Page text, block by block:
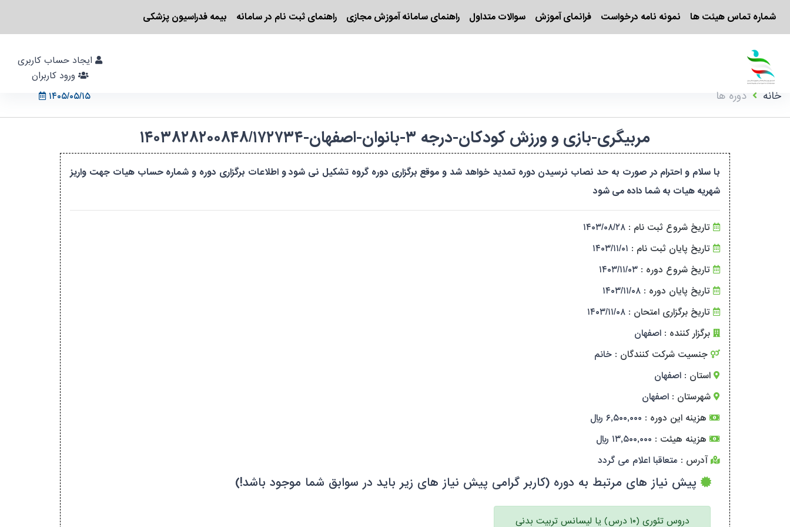
شماره تماس هیئت ها نمونه نامه درخواست فرانمای آموزش سوالات متداول راهنمای سامانه آموزش مجازی راهنمای ثبت نام در سامانه بیمه فدراسیون پزشکی
۱۴۰۵/۰۵/۱۵
خانه دوره ها
مربیگری-بازی و ورزش کودکان-درجه ۳-بانوان-اصفهان-۱۴۰۳۸۲۸۲۰۰۸۴۸/۱۷۲۷۳۴
با سلام و احترام در صورت به حد نصاب نرسیدن دوره تمدید خواهد شد و موقع برگزاری دوره گروه تشکیل نی شود و اطلاعات برگزاری دوره و شماره حساب هیات جهت واریز
شهریه هیات به شما داده می شود
تاریخ شروع ثبت نام : ۱۴۰۳/۰۸/۲۸
تاریخ پایان ثبت نام : ۱۴۰۳/۱۱/۰۱
تاریخ شروع دوره : ۱۴۰۳/۱۱/۰۳
تاریخ پایان دوره : ۱۴۰۳/۱۱/۰۸
تاریخ برگزاری امتحان : ۱۴۰۳/۱۱/۰۸
برگزار کننده : اصفهان
جنسیت شرکت کنندگان : خانم
استان : اصفهان
شهرستان : اصفهان
هزینه این دوره : ۶,۵۰۰,۰۰۰ ریال
هزینه هیئت : ۱۳,۵۰۰,۰۰۰ ریال
آدرس : متعاقبا اعلام می گردد
پیش نیاز های مرتبط به دوره (کاربر گرامی پیش نیاز های زیر باید در سوابق شما موجود باشد!)
دروس تئوری (۱۰ درس) یا لیسانس تربیت بدنی